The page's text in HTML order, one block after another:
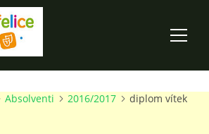
Absolventi 2016/2017 diplom vítek